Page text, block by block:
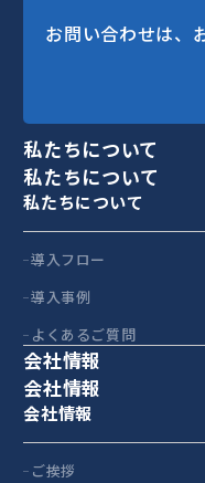
お問い合わせは、
私たちについて
私たちについて
私たちについて
導入フロー
導入事例
よくあるご質問
会社情報
会社情報
会社情報
ご挨拶